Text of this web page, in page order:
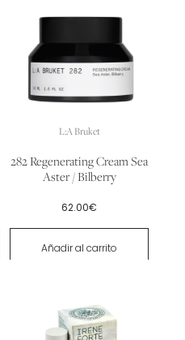
L:A Bruket
282 Regenerating Cream Sea
Aster / Bilberry
62.00€
Añadir al carrito